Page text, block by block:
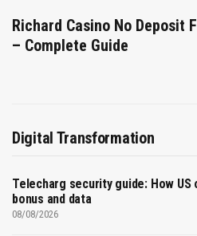
Richard Casino No Deposit
– Complete Guide
Digital Transformation
Telecharg security guide: How
bonus and data
08/08/2026